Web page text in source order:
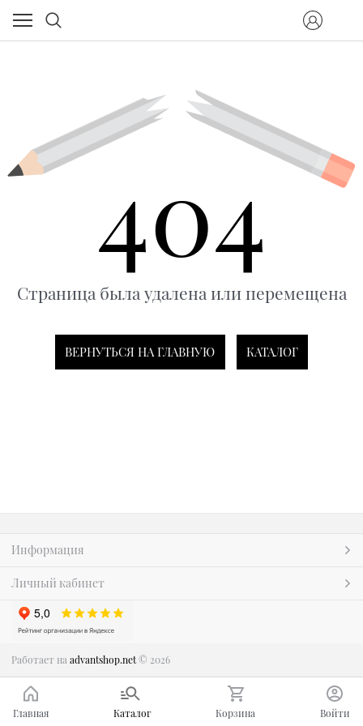
404
Страница была удалена или перемещена
ВЕРНУТЬСЯ НА ГЛАВНУЮ КАТАЛОГ
Информация
Личный кабинет
Работает на advantshop.net© 2026
Главная Каталог Корзина Войти